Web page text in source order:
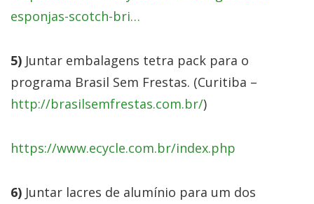
esponjas-scotch-bri…
5) Juntar embalagens tetra pack para o
programa Brasil Sem Frestas. (Curitiba –
http://brasilsemfrestas.com.br/)
https://www.ecycle.com.br/index.php
6) Juntar lacres de alumínio para um dos